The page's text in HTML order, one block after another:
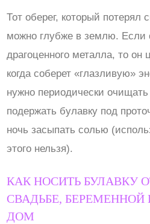
Тот оберег, который потерял
можно глубже в землю. Если
драгоценного металла, то он
когда соберет «глазливую»
нужно периодически
подержать булавку под
ночь засыпать солью
этого нельзя).
КАК НОСИТЬ БУЛАВКУ
СВАДЬБЕ,
ДОМ